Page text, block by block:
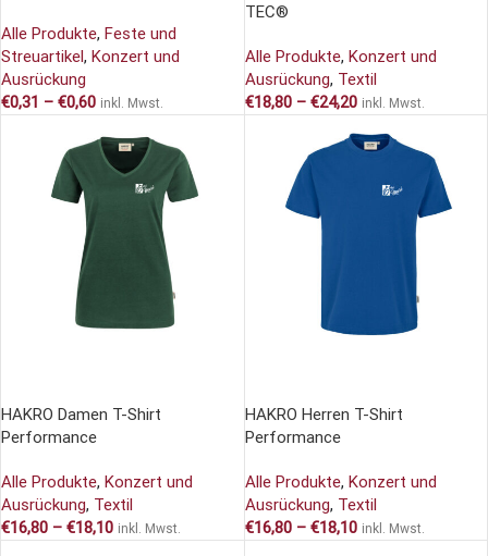
Alle Produkte, Feste und
Streuartikel, Konzert und
Ausrückung
€0,31 – €0,60 inkl. Mwst.
TEC®
Alle Produkte, Konzert und
Ausrückung, Textil
€18,80 – €24,20 inkl. Mwst.
HAKRO Damen T-Shirt
Performance
Alle Produkte, Konzert und
Ausrückung, Textil
€16,80 – €18,10 inkl. Mwst.
HAKRO Herren T-Shirt
Performance
Alle Produkte, Konzert und
Ausrückung, Textil
€16,80 – €18,10 inkl. Mwst.